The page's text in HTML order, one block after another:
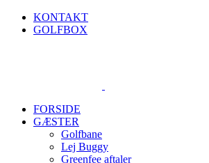
Skip
KONTAKT
GOLFBOX
FORSIDE
GÆSTER
Golfbane
Lej Buggy
Greenfee aftaler